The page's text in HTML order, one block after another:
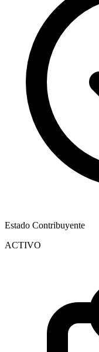
Estado Contribuyente
ACTIVO